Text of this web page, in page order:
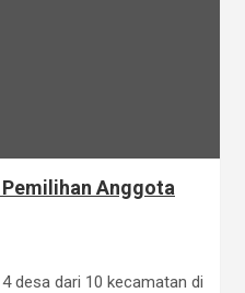
Pemilihan Anggota
desa dari 10 kecamatan di